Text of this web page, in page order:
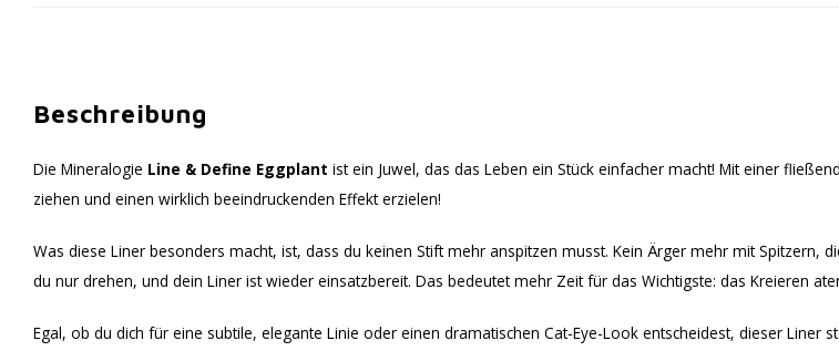
Beschreibung
Die Mineralogie Line & Define Eggplant ist ein Juwel, das das Leben ein Stück einfacher macht! Mit einer
ziehen und einen wirklich beeindruckenden Effekt erzielen!
Was diese Liner besonders macht, ist, dass du keinen Stift mehr anspitzen musst. Kein Ärger mehr mit Spitzern,
du nur drehen, und dein Liner ist wieder einsatzbereit. Das bedeutet mehr Zeit für das Wichtigste: das Kreieren
Egal, ob du dich für eine subtile, elegante Linie oder einen dramatischen Cat-Eye-Look entscheidest, dieser